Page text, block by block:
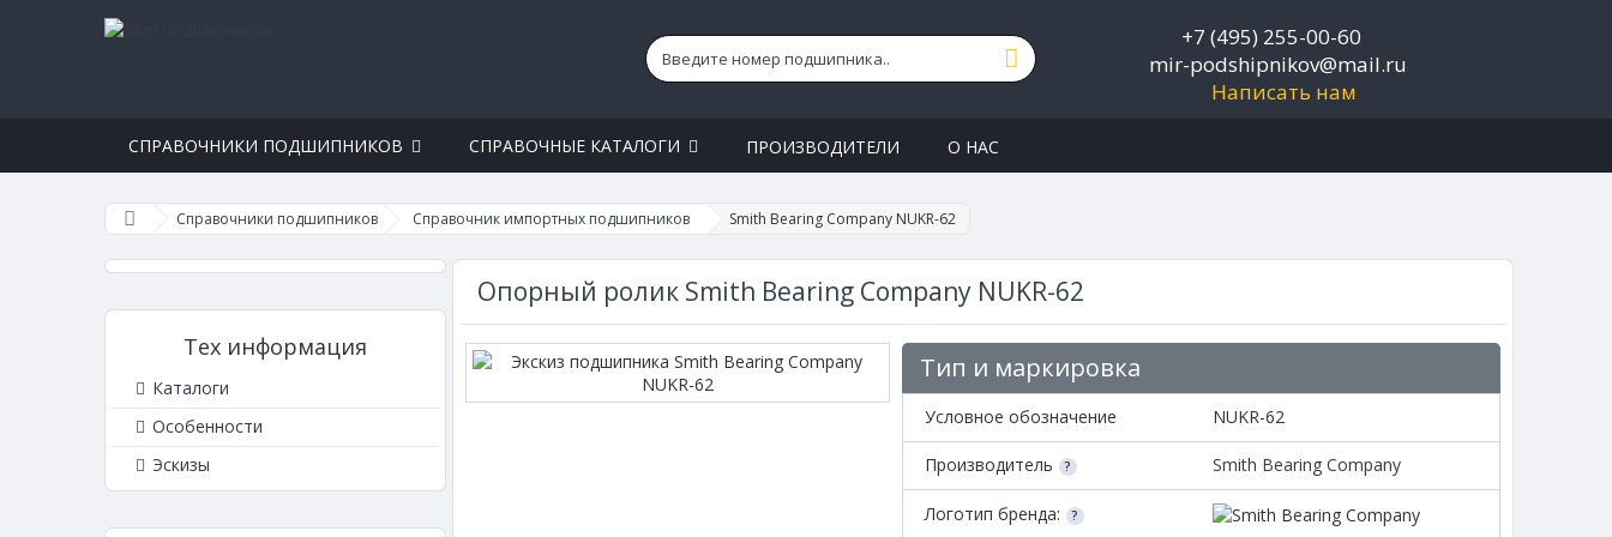
+7 (495) 255-00-60
mir-podshipnikov@mail.ru
Написать нам
СПРАВОЧНИКИ ПОДШИПНИКОВ СПРАВОЧНЫЕ КАТАЛОГИ ПРОИЗВОДИТЕЛИ О НАС
Справочники подшипников Справочник импортных подшипников Smith Bearing Company NUKR-62
Тех информация
Каталоги
Особенности
Эскизы
Опорный ролик Smith Bearing Company NUKR-62
Тип и маркировка
Условное обозначение NUKR-62
Производитель Smith Bearing Company
Логотип бренда: